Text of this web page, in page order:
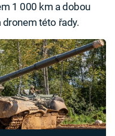
1 000 km a dobou
dronem této řady.